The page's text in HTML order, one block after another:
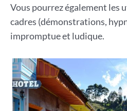
Vous pourrez également les
cadres (démonstrations,
impromptue et ludique.